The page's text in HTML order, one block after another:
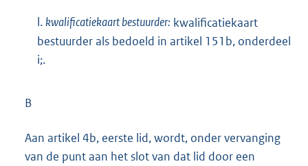
l. kwalificatiekaart bestuurder: kwalificatiekaart
bestuurder als bedoeld in artikel 151b, onderdeel
i;.
B
Aan artikel 4b, eerste lid, wordt, onder vervanging
van de punt aan het slot van dat lid door een